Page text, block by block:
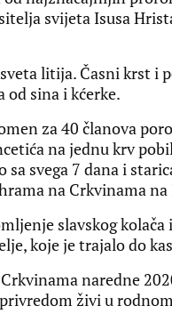
svijeta Isusa
litija. Časni krst i
od sina i kćerke.
za 40 članova
na jednu krv
sa svega 7 dana i
na Crkvinama
slavskog
koje je trajalo do
naredne
živi u